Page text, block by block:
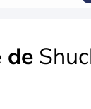
de